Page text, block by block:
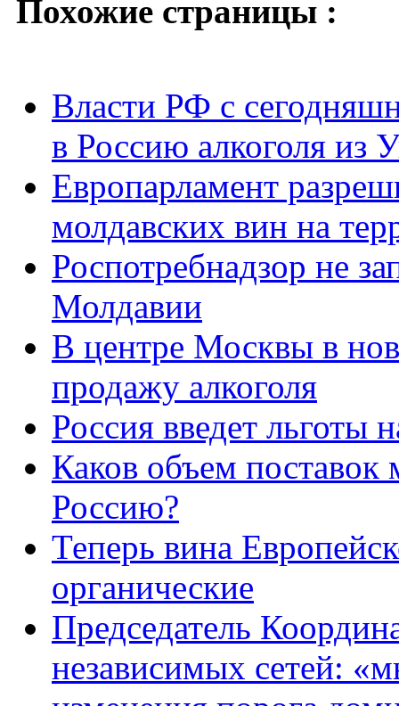
Похожие страницы :
Власти РФ с
в Россию алкоголя из
Европарламент
молдавских вин на
Роспотребнадзор не
Молдавии
В центре Москвы в
продажу алкоголя
Россия введет льготы
Каков объем поставок
Россию?
Теперь вина
органические
Председатель
независимых сетей: